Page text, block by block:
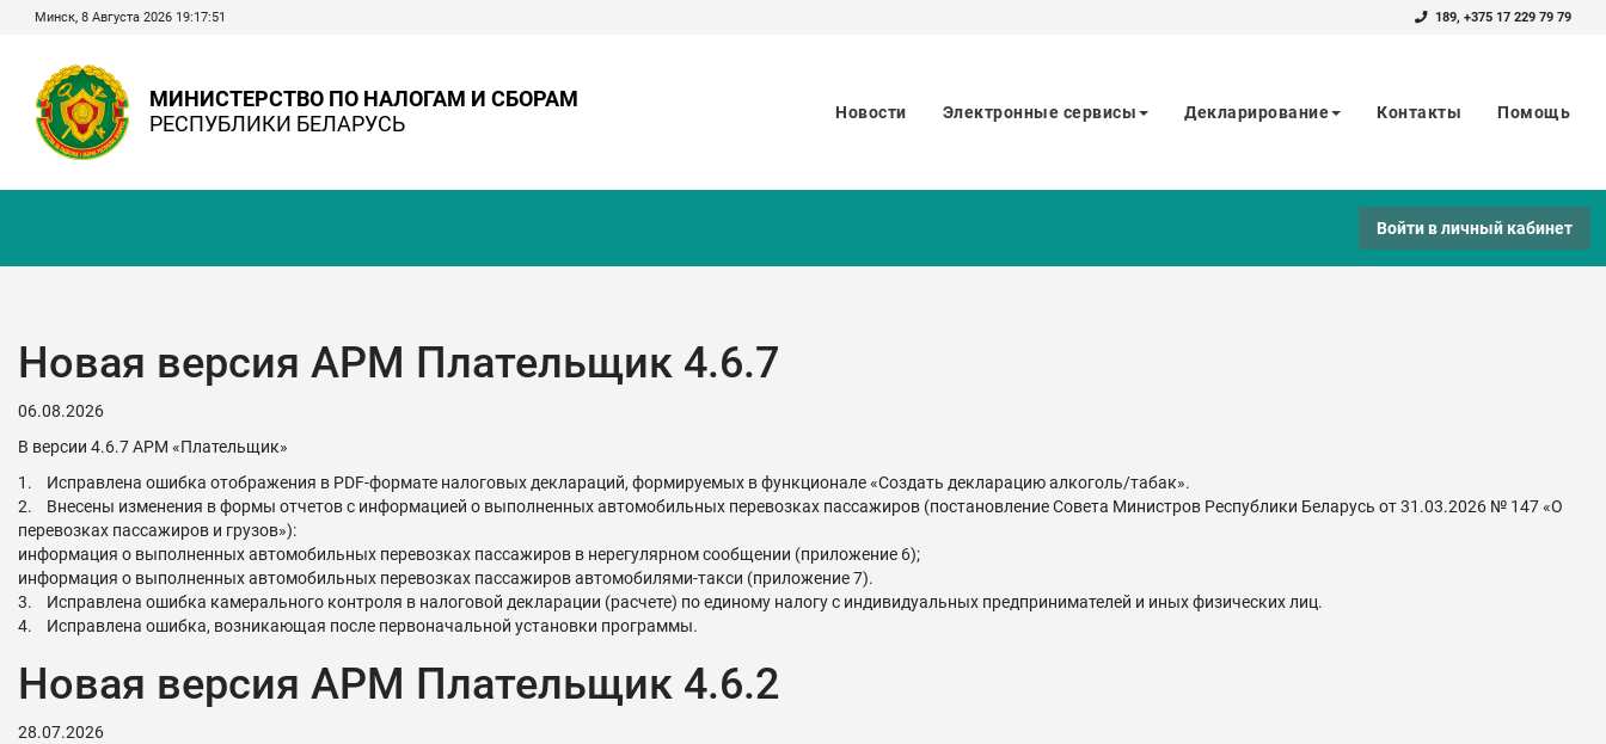
Минск, 8 Августа 2026 19:17:52 189, +375 17 229 79 79
МИНИСТЕРСТВО ПО НАЛОГАМ И СБОРАМ
РЕСПУБЛИКИ БЕЛАРУСЬ
Новости Электронные сервисы Декларирование Контакты Помощь
Войти в личный кабинет
Новая версия АРМ Плательщик 4.6.7
06.08.2026
В версии 4.6.7 АРМ «Плательщик»
1. Исправлена ошибка отображения в PDF-формате налоговых деклараций, формируемых в функционале «Создать декларацию алкоголь/табак».
2. Внесены изменения в формы отчетов с информацией о выполненных автомобильных перевозках пассажиров (постановление Совета Министров Республики Беларусь от 31.03.2026 № 147 «О
перевозках пассажиров и грузов»):
информация о выполненных автомобильных перевозках пассажиров в нерегулярном сообщении (приложение 6);
информация о выполненных автомобильных перевозках пассажиров автомобилями-такси (приложение 7).
3. Исправлена ошибка камерального контроля в налоговой декларации (расчете) по единому налогу с индивидуальных предпринимателей и иных физических лиц.
4. Исправлена ошибка, возникающая после первоначальной установки программы.
Новая версия АРМ Плательщик 4.6.2
28.07.2026